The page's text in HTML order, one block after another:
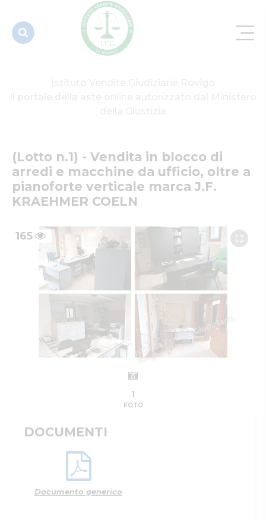
oltre a
pian...
(Lotto n.1) - Vendita in blocco di
arredi e macchine da ufficio, oltre a
pianoforte verticale marca J.F.
KRAEHMER COELN
165
1
FOTO
DOCUMENTI
Documento generico